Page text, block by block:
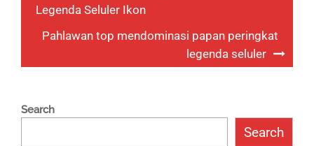
navigation
Legenda Seluler Ikon
Pahlawan top mendominasi papan peringkat
legenda seluler
Search
Search